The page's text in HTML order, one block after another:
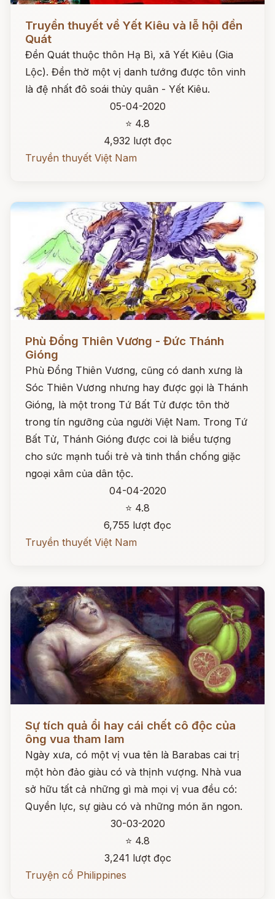
Đọc ngay
Truyền thuyết về Yết Kiêu và lễ hội đền
Quát
Đền Quát thuộc thôn Hạ Bì, xã Yết Kiêu (Gia
Lộc). Đền thờ một vị danh tướng được tôn vinh
là đệ nhất đô soái thủy quân - Yết Kiêu.
05-04-2020
⭐ 4.8
4,932 lượt đọc
Truyền thuyết Việt Nam
Phù Đổng Thiên Vương - Đức Thánh
Gióng
Phù Đổng Thiên Vương, cũng có danh xưng là
Sóc Thiên Vương nhưng hay được gọi là Thánh
Gióng, là một trong Tứ Bất Tử được tôn thờ
trong tín ngưỡng của người Việt Nam. Trong Tứ
Bất Tử, Thánh Gióng được coi là biểu tượng
cho sức mạnh tuổi trẻ và tinh thần chống giặc
ngoại xâm của dân tộc.
04-04-2020
⭐ 4.8
6,755 lượt đọc
Truyền thuyết Việt Nam
Sự tích quả ổi hay cái chết cô độc của
ông vua tham lam
Ngày xưa, có một vị vua tên là Barabas cai trị
một hòn đảo giàu có và thịnh vượng. Nhà vua
sở hữu tất cả những gì mà mọi vị vua đều có:
Quyền lực, sự giàu có và những món ăn ngon.
30-03-2020
⭐ 4.8
3,241 lượt đọc
Truyện cổ Philippines